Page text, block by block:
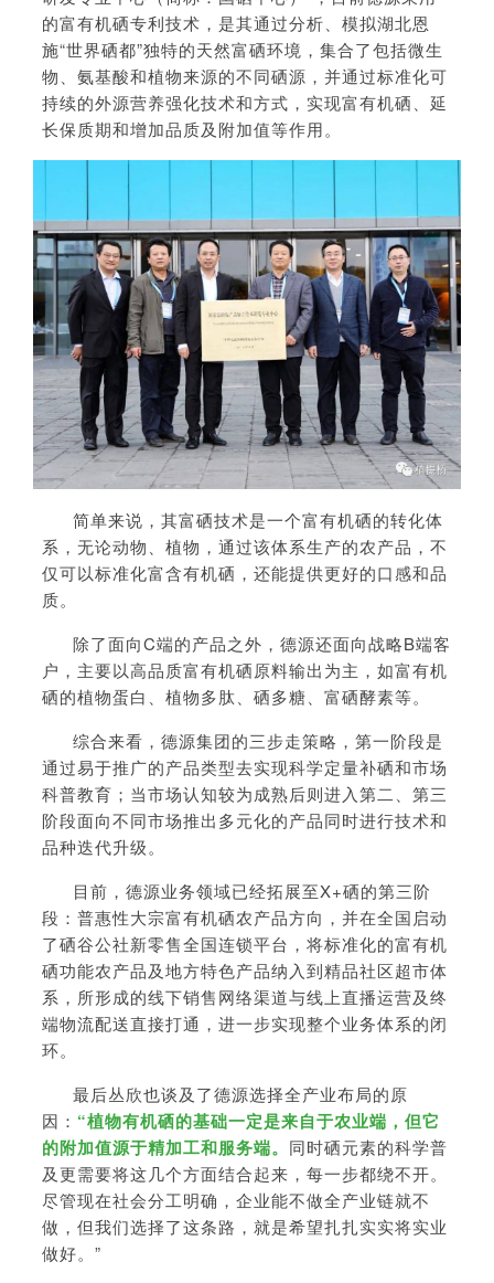
的富有机硒专利技术，是其通过分析、模拟湖北恩
施“世界硒都”独特的天然富硒环境，集合了包括微生
物、氨基酸和植物来源的不同硒源，并通过标准化可
持续的外源营养强化技术和方式，实现富有机硒、延
长保质期和增加品质及附加值等作用。
简单来说，其富硒技术是一个富有机硒的转化体
系，无论动物、植物，通过该体系生产的农产品，不
仅可以标准化富含有机硒，还能提供更好的口感和品
质。
除了面向C端的产品之外，德源还面向战略B端客
户，主要以高品质富有机硒原料输出为主，如富有机
硒的植物蛋白、植物多肽、硒多糖、富硒酵素等。
综合来看，德源集团的三步走策略，第一阶段是
通过易于推广的产品类型去实现科学定量补硒和市场
科普教育；当市场认知较为成熟后则进入第二、第三
阶段面向不同市场推出多元化的产品同时进行技术和
品种迭代升级。
目前，德源业务领域已经拓展至X+硒的第三阶
段：普惠性大宗富有机硒农产品方向，并在全国启动
了硒谷公社新零售全国连锁平台，将标准化的富有机
硒功能农产品及地方特色产品纳入到精品社区超市体
系，所形成的线下销售网络渠道与线上直播运营及终
端物流配送直接打通，进一步实现整个业务体系的闭
环。
最后丛欣也谈及了德源选择全产业布局的原
因： “植物有机硒的基础一定是来自于农业端，但它
的附加值源于精加工和服务端。 同时硒元素的科学普
及更需要将这几个方面结合起来，每一步都绕不开。
尽管现在社会分工明确，企业能不做全产业链就不
做，但我们选择了这条路，就是希望扎扎实实将实业
做好。”